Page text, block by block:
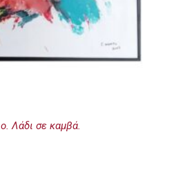
Λάδι σε καμβά.